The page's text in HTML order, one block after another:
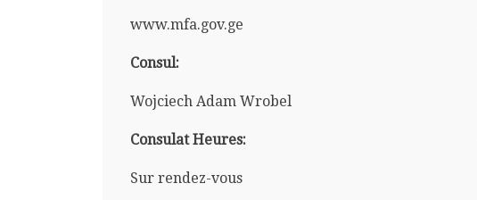
www.mfa.gov.ge
Consul:
Wojciech Adam Wrobel
Consulat Heures:
Sur rendez-vous